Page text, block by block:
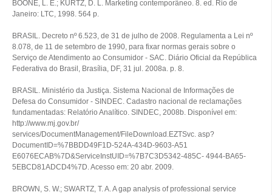
BOONE, L. E.; KURTZ, D. L. Marketing contemporâneo. 8. ed. Rio de
Janeiro: LTC, 1998. 564 p.
BRASIL. Decreto nº 6.523, de 31 de julho de 2008. Regulamenta a Lei nº
8.078, de 11 de setembro de 1990, para fixar normas gerais sobre o
Serviço de Atendimento ao Consumidor - SAC. Diário Oficial da República
Federativa do Brasil, Brasília, DF, 31 jul. 2008a. p. 8.
BRASIL. Ministério da Justiça. Sistema Nacional de Informações de
Defesa do Consumidor - SINDEC. Cadastro nacional de reclamações
fundamentadas: Relatório Analítico. SINDEC, 2008b. Disponível em:
http://www.mj.gov.br/
services/DocumentManagement/FileDownload.EZTSvc. asp?
DocumentID=%7BBDD49F1D-524A-434D-9603-A51
E6076ECAB%7D&ServiceInstUID=%7B7C3D5342-485C- 4944-BA65-
5EBCD81ADCD4%7D. Acesso em: 20 abr. 2009.
BROWN, S. W.; SWARTZ, T. A. A gap analysis of professional service